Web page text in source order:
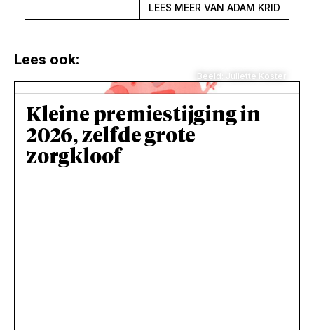
LEES MEER VAN ADAM KRID
Lees ook:
Beeld: Juliette Koster
Kleine premiestijging in
2026, zelfde grote
zorgkloof